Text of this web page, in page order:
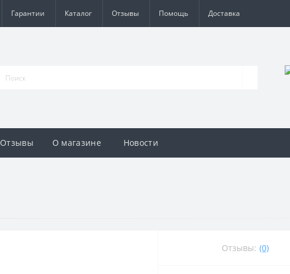
Гарантии Каталог Отзывы Помощь Доставка
Отзывы О магазине Новости
Отзывы: (0)